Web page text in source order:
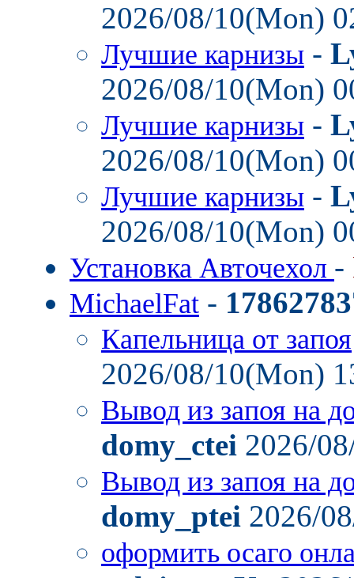
2026/08/10(Mon)
Лучшие карнизы -
2026/08/10(Mon)
Лучшие карнизы -
2026/08/10(Mon)
Лучшие карнизы -
2026/08/10(Mon)
Установка Авточехол -
MichaelFat -
Капельница от запоя
2026/08/10(Mon)
Вывод из запоя на
domy_ctei 2026/
Вывод из запоя на
domy_ptei 2026/
оформить осаго